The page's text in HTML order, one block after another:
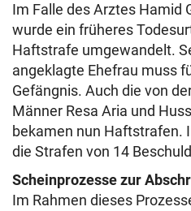
Im Falle des Arztes Hamid
wurde ein früheres
Haftstrafe umgewandelt.
angeklagte Ehefrau muss
Gefängnis. Auch die von
Männer Resa Aria und
bekamen nun Haftstrafen.
die Strafen von 14
Scheinprozesse zur
Im Rahmen dieses